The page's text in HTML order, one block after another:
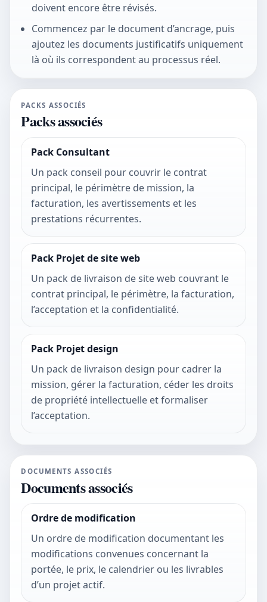
doivent encore être révisés.
Commencez par le document d’ancrage, puis
ajoutez les documents justificatifs uniquement
là où ils correspondent au processus réel.
PACKS ASSOCIÉS
Packs associés
Pack Consultant
Un pack conseil pour couvrir le contrat
principal, le périmètre de mission, la
facturation, les avertissements et les
prestations récurrentes.
Pack Projet de site web
Un pack de livraison de site web couvrant le
contrat principal, le périmètre, la facturation,
l’acceptation et la confidentialité.
Pack Projet design
Un pack de livraison design pour cadrer la
mission, gérer la facturation, céder les droits
de propriété intellectuelle et formaliser
l’acceptation.
DOCUMENTS ASSOCIÉS
Documents associés
Ordre de modification
Un ordre de modification documentant les
modifications convenues concernant la
portée, le prix, le calendrier ou les livrables
d’un projet actif.